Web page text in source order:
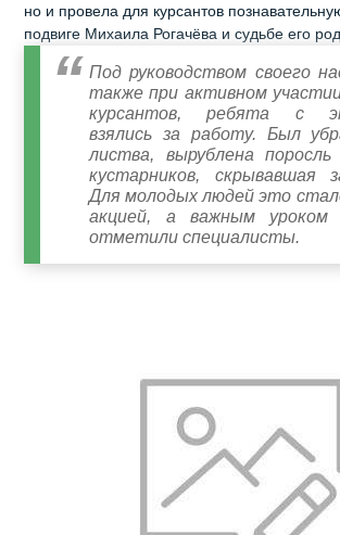
но и провела для курсантов
подвиге Михаила Рогачёва и судьбе его
Под руководством своего
также при активном
курсантов, ребята с
взялись за работу. Был
листва, вырублена поросль
кустарников, скрывавшая
Для молодых людей это
акцией, а важным уроком
отметили специалисты.